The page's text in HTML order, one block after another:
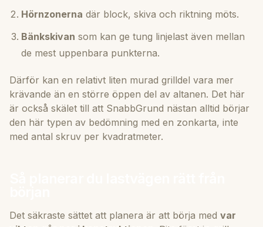
Hörnzonerna där block, skiva och riktning möts.
Bänkskivan som kan ge tung linjelast även mellan
de mest uppenbara punkterna.
Därför kan en relativt liten murad grilldel vara mer
krävande än en större öppen del av altanen. Det här
är också skälet till att SnabbGrund nästan alltid börjar
den här typen av bedömning med en zonkarta, inte
med antal skruv per kvadratmeter.
Det säkraste sättet att planera är att börja med var